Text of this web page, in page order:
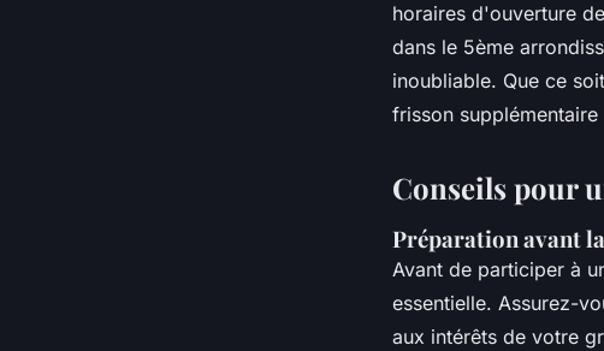
horaires d'ouverture
dans le 5ème
inoubliable. Que ce
frisson
Conseils pour
Préparation avant
Avant de participer à
essentielle. Assurez-
aux intérêts de votre